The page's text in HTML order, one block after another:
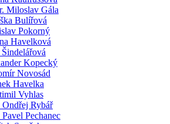
Miloslav Gála
Bulířová
Pokorný
Havelková
Kopecký
Novosád
Havelka
Vyhlas
Ondřej Rybář
Pechanec